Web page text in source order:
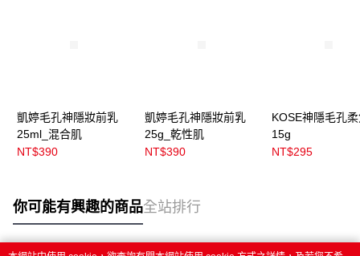
凱婷毛孔神隱妝前乳
25ml_混合肌
NT$390
凱婷毛孔神隱妝前乳
25g_乾性肌
NT$390
KOSE神隱毛孔
15g
NT$295
你可能有興趣的商品全站排行